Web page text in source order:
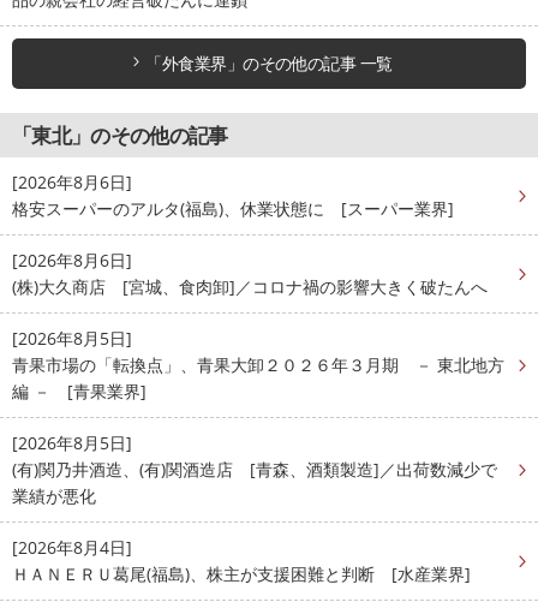
「外食業界」のその他の記事 一覧
「東北」のその他の記事
[2026年8月6日]
格安スーパーのアルタ(福島)、休業状態に [スーパー業界]
[2026年8月6日]
(株)大久商店 [宮城、食肉卸]／コロナ禍の影響大きく破たんへ
[2026年8月5日]
青果市場の「転換点」、青果大卸２０２６年３月期 － 東北地方
編 － [青果業界]
[2026年8月5日]
(有)関乃井酒造、(有)関酒造店 [青森、酒類製造]／出荷数減少で
業績が悪化
[2026年8月4日]
ＨＡＮＥＲＵ葛尾(福島)、株主が支援困難と判断 [水産業界]